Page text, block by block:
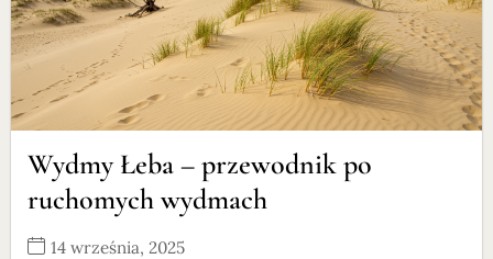
Wydmy Łeba – przewodnik po
ruchomych wydmach
14 września, 2025